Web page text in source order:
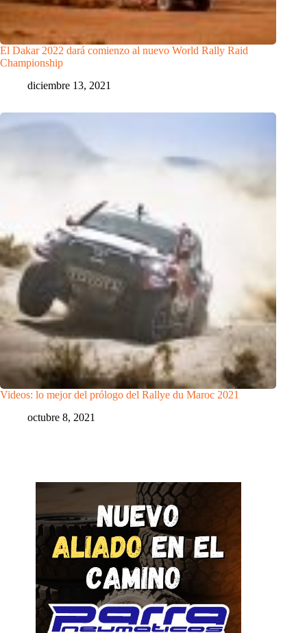
El Dakar 2022 dará comienzo al nuevo World Rally Raid
Championship
diciembre 13, 2021
Videos: lo mejor del prólogo del Rallye du Maroc 2021
octubre 8, 2021